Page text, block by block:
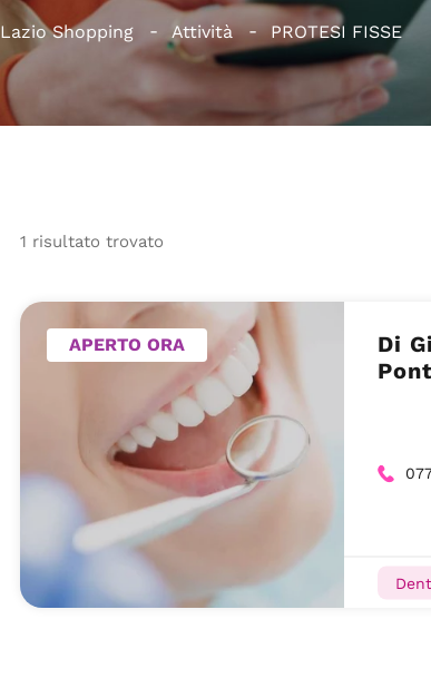
Lazio Shopping Attività PROTESI FISSE
1 risultato trovato
APERTO ORA
Di